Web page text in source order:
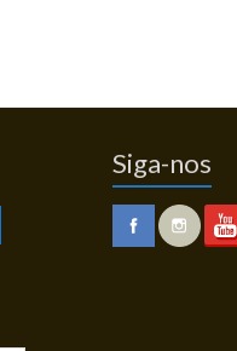
Siga-nos